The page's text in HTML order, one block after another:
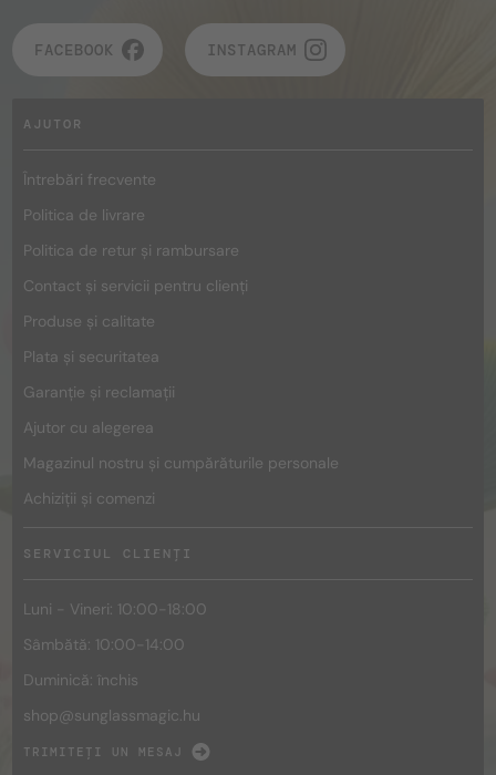
FACEBOOK INSTAGRAM
AJUTOR
Întrebări frecvente
Politica de livrare
Politica de retur și rambursare
Contact și servicii pentru clienți
Produse și calitate
Plata și securitatea
Garanție și reclamații
Ajutor cu alegerea
Magazinul nostru și cumpărăturile personale
Achiziții și comenzi
SERVICIUL CLIENȚI
Luni - Vineri: 10:00-18:00
Sâmbătă: 10:00-14:00
Duminică: închis
shop@sunglassmagic.hu
TRIMITEȚI UN MESAJ